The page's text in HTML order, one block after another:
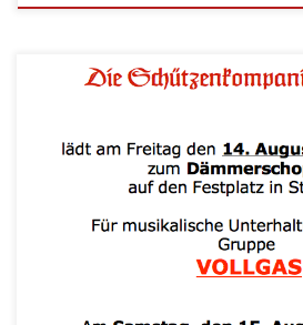
Hochunserfrauentag findet in
Dämmer- und Frühschoppen statt.
mords Hetz bei guten Speisen und